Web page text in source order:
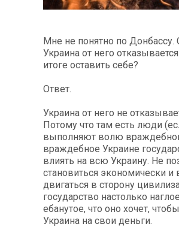
Мне не понятно по Донбассу.
Украина от него
итоге оставить себе?
Ответ.
Украина от него не
Потому что там есть люди
выполняют волю
враждебное Украине
влиять на всю Украину. Не
становиться экономически
двигаться в сторону
государство настолько
ебанутое, что оно хочет,
Украина на свои деньги.